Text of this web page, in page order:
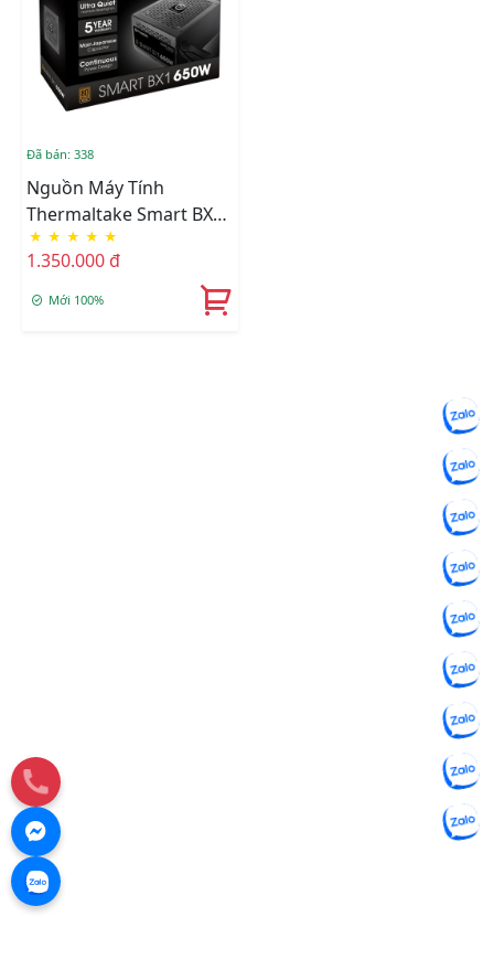
Đã bán: 338
Nguồn Máy Tính
Thermaltake Smart BX1
650W 80 Plus Bronze
★ ★ ★ ★ ★
1.350.000 đ
Mới 100%